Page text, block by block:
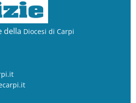
della Diocesi di Carpi